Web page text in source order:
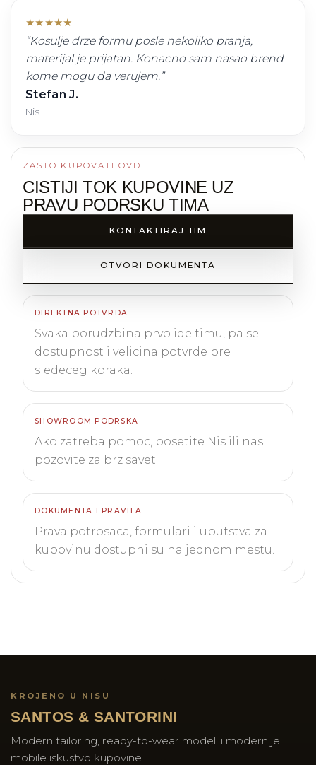
★★★★★
“Kosulje drze formu posle nekoliko pranja,
materijal je prijatan. Konacno sam nasao brend
kome mogu da verujem.”
Stefan J.
Nis
ZASTO KUPOVATI OVDE
CISTIJI TOK KUPOVINE UZ
PRAVU PODRSKU TIMA
KONTAKTIRAJ TIM
OTVORI DOKUMENTA
DIREKTNA POTVRDA
Svaka porudzbina prvo ide timu, pa se
dostupnost i velicina potvrde pre
sledeceg koraka.
SHOWROOM PODRSKA
Ako zatreba pomoc, posetite Nis ili nas
pozovite za brz savet.
DOKUMENTA I PRAVILA
Prava potrosaca, formulari i uputstva za
kupovinu dostupni su na jednom mestu.
KROJENO U NISU
SANTOS & SANTORINI
Modern tailoring, ready-to-wear modeli i modernije
mobile iskustvo kupovine.